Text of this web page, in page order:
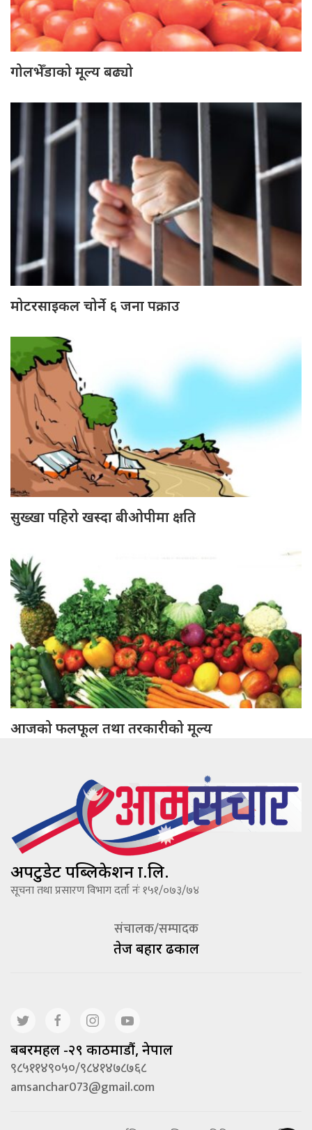
गोलभेँडाको मूल्य बढ्यो
मोटरसाइकल चोर्ने ६ जना पक्राउ
सुख्खा पहिरो खस्दा बीओपीमा क्षति
आजको फलफूल तथा तरकारीको मूल्य
अपटुडेट पब्लिकेशन प्रा.लि.
सूचना तथा प्रसारण विभाग दर्ता नंः १५१/०७३/७४
संचालक/सम्पादक
तेज बहादूर ढकाल
बबरमहल -२९ काठमाडौं, नेपाल
९८५११४९०५०/९८४१४७८७६८
amsanchar073@gmail.com